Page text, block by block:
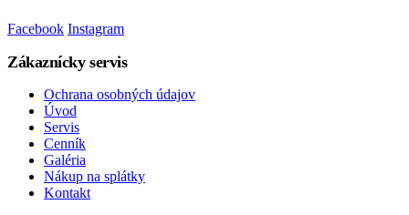
Facebook Instagram
Zákaznícky servis
Ochrana osobných údajov
Úvod
Servis
Cenník
Galéria
Nákup na splátky
Kontakt